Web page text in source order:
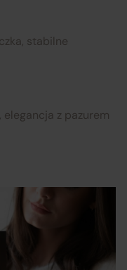
stabilne
z pazurem